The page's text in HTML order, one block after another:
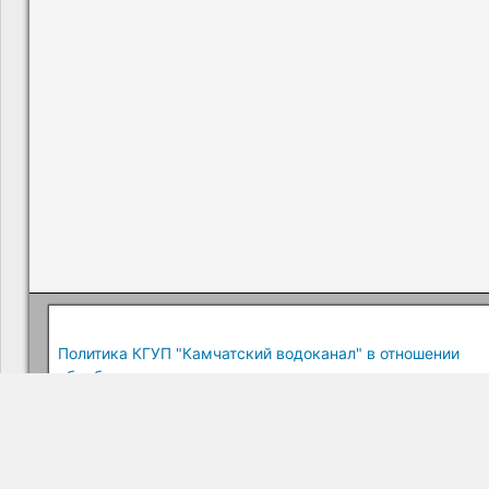
Политика КГУП "Камчатский водоканал" в отношении
обработки персональных данных